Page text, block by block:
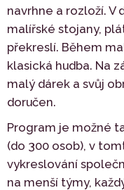
navrhne a rozloží. V
malířské stojany,
překreslí. Během
klasická hudba. Na
malý dárek a svůj
doručen.
Program je možné
(do 300 osob), v
vykreslování
na menší týmy,